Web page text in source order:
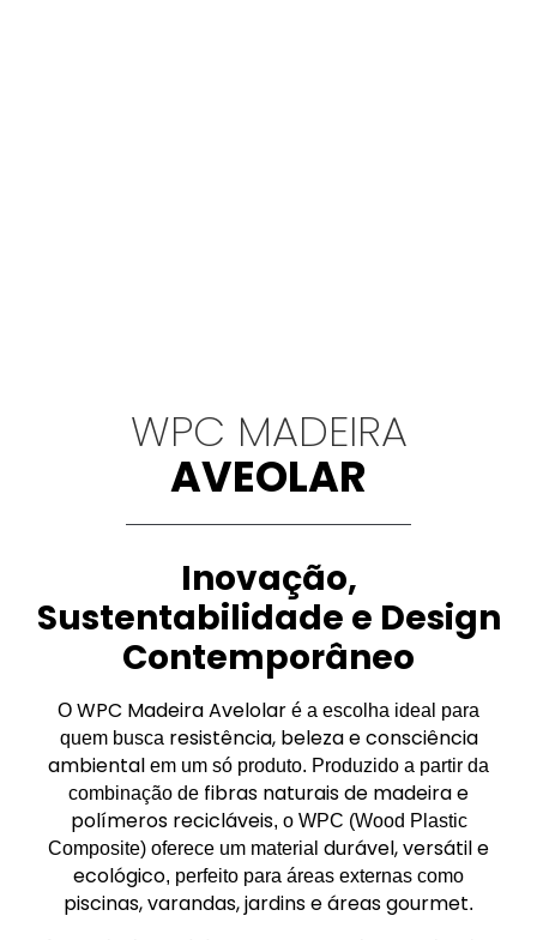
WPC MADEIRA
AVEOLAR
Inovação,
Sustentabilidade e Design
Contemporâneo
O WPC Madeira Avelolar é a escolha ideal para
quem busca resistência, beleza e consciência
ambiental em um só produto. Produzido a partir da
combinação de fibras naturais de madeira e
polímeros recicláveis, o WPC (Wood Plastic
Composite) oferece um material durável, versátil e
ecológico, perfeito para áreas externas como
piscinas, varandas, jardins e áreas gourmet.